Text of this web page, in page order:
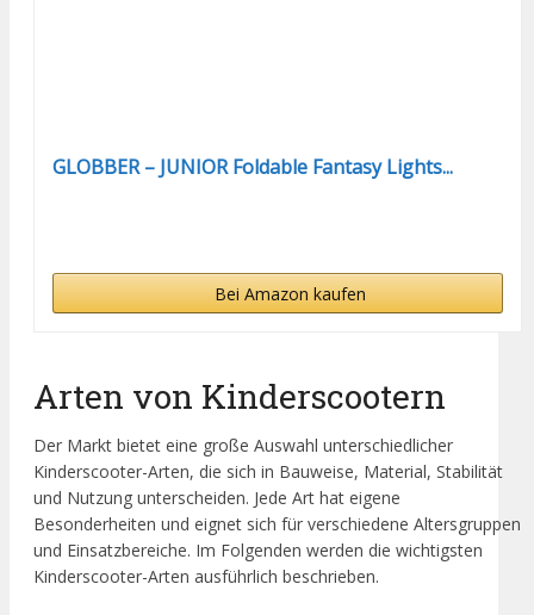
GLOBBER – JUNIOR Foldable Fantasy Lights...
Bei Amazon kaufen
Arten von Kinderscootern
Der Markt bietet eine große Auswahl unterschiedlicher
Kinderscooter-Arten, die sich in Bauweise, Material, Stabilität
und Nutzung unterscheiden. Jede Art hat eigene
Besonderheiten und eignet sich für verschiedene Altersgruppen
und Einsatzbereiche. Im Folgenden werden die wichtigsten
Kinderscooter-Arten ausführlich beschrieben.